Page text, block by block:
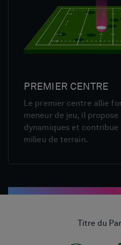
PREMIER CENTRE
Le premier centre allie
meneur de jeu, il
dynamiques et contribue
milieu de terrain.
Titre du